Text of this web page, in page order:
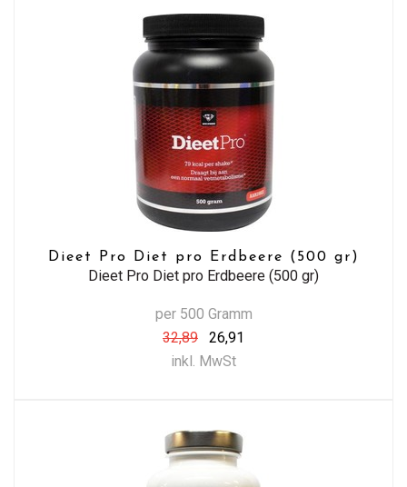
Dieet Pro Diet pro Erdbeere (500 gr)
Dieet Pro Diet pro Erdbeere (500 gr)
per 500 Gramm
32,89
26,91
inkl. MwSt